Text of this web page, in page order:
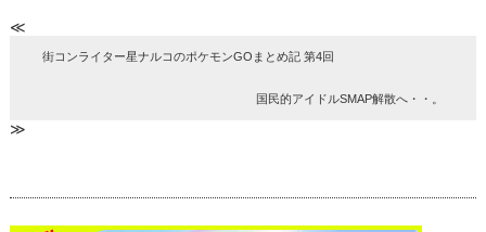
≪
街コンライター星ナルコのポケモンGOまとめ記 第4回
国民的アイドルSMAP解散へ・・。
≫